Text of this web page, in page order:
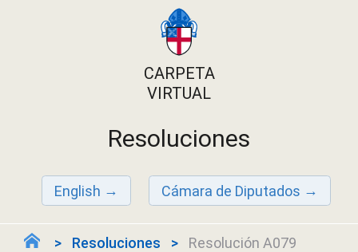
CARPETA
VIRTUAL
Resoluciones
English Cámara de Diputados
Resoluciones Resolución A079